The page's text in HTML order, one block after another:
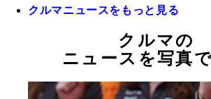
クルマニュースをもっと見る
クルマの
ニュースを写真